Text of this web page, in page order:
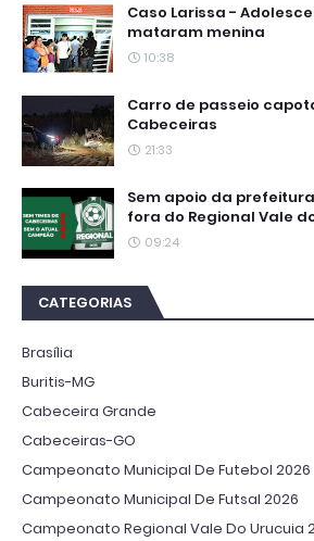
Caso Larissa -
mataram menina
10:38
Carro de passeio
Cabeceiras
21:33
Sem apoio da
fora do Regional Vale
09:24
CATEGORIAS
Brasília
Buritis-MG
Cabeceira Grande
Cabeceiras-GO
Campeonato Municipal De Futebol 2026
Campeonato Municipal De Futsal 2026
Campeonato Regional Vale Do Urucuia